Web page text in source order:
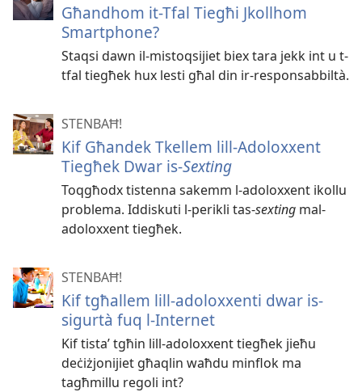
Għandhom it-Tfal Tiegħi Jkollhom
Smartphone?
Staqsi dawn il-mistoqsijiet biex tara jekk int u t-
tfal tiegħek hux lesti għal din ir-responsabbiltà.
STENBAĦ!
Kif Għandek Tkellem lill-Adoloxxent
Tiegħek Dwar is-Sexting
Toqgħodx tistenna sakemm l-adoloxxent ikollu
problema. Iddiskuti l-perikli tas-sexting mal-
adoloxxent tiegħek.
STENBAĦ!
Kif tgħallem lill-adoloxxenti dwar is-
sigurtà fuq l-Internet
Kif tistaʼ tgħin lill-adoloxxent tiegħek jieħu
deċiżjonijiet għaqlin waħdu minflok ma
tagħmillu regoli int?